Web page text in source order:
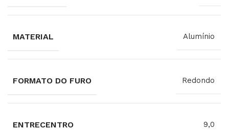
MATERIAL Alumínio
FORMATO DO FURO Redondo
ENTRECENTRO 9,0